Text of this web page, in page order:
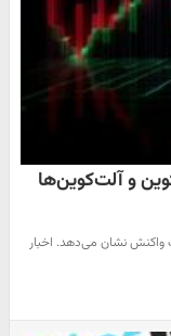
و آلت‌کوین‌ها
واکنش نشان می‌دهد. اخبار